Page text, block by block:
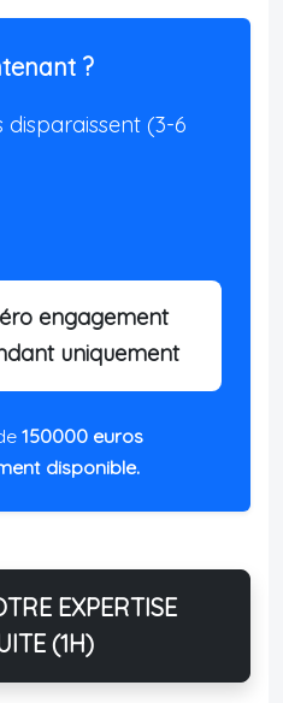
?
disparaissent (3-6
engagement
uniquement
150000 euros
disponible.
EXPERTISE
(1H)